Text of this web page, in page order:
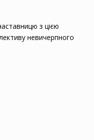
з цією
невичерпного